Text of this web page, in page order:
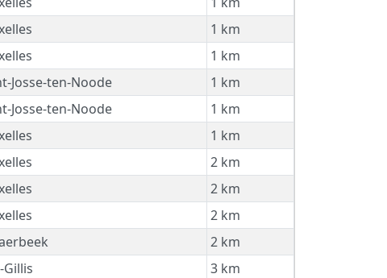
1 km
1 km
Josse-ten-Noode
1 km
Josse-ten-Noode
1 km
1 km
2 km
2 km
2 km
2 km
Gillis
3 km